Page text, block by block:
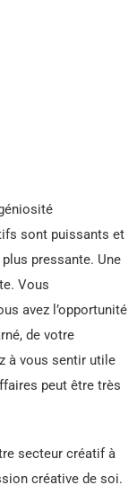
sont puissants et
pressante. Une
Vous
avez l’opportunité
de votre
à vous sentir utile
peut être très
secteur créatif à
créative de soi.